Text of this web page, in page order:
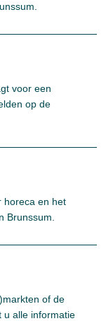
voor een
op de
horeca en het
Brunssum.
of de
u alle informatie